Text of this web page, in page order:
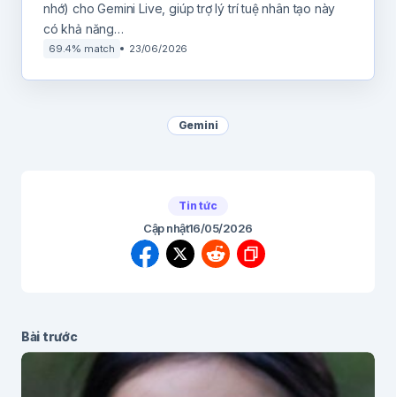
nhớ) cho Gemini Live, giúp trợ lý trí tuệ nhân tạo này
có khả năng…
69.4% match 23/06/2026
Gemini
Tin tức
Cập nhật16/05/2026
Bài trước